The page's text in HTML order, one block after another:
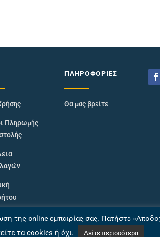
Πληρωμής
ΠΛΗΡΟΦΟΡΊΕΣ
Θα μας βρείτε
της online εμπειρίας σας. Πατήστε
τα cookies ή όχι.
Δείτε περισσότερα